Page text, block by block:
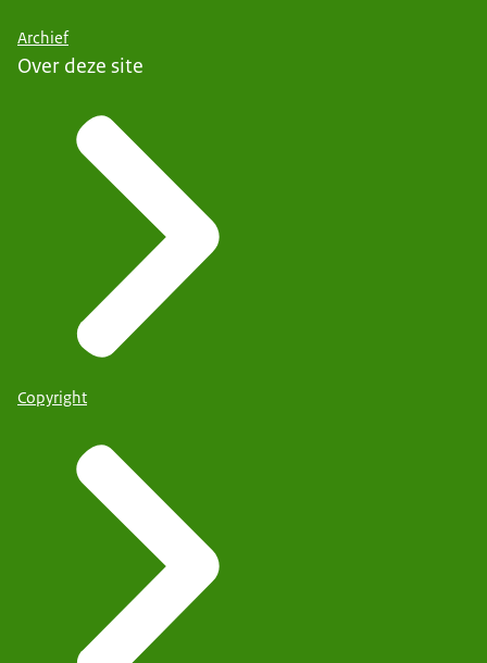
Archief
Over deze site
Copyright